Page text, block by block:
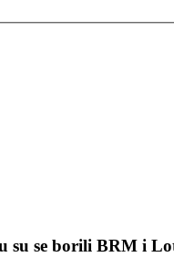
su se borili BRM i